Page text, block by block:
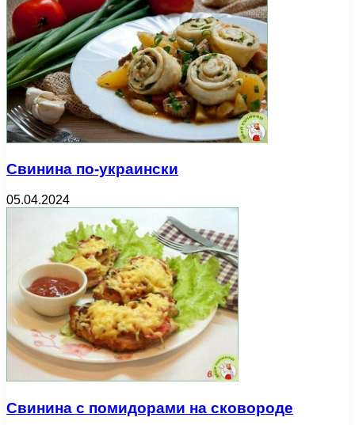
Свинина по-украински
05.04.2024
Свинина с помидорами на сковороде